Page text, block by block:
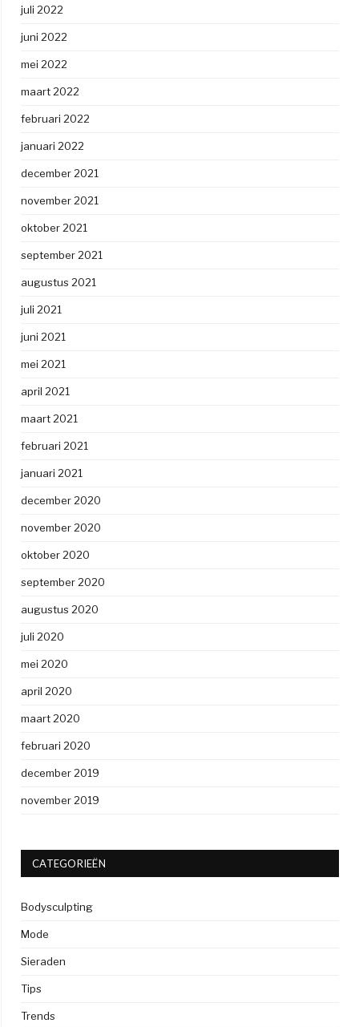
juli 2022
juni 2022
mei 2022
maart 2022
februari 2022
januari 2022
december 2021
november 2021
oktober 2021
september 2021
augustus 2021
juli 2021
juni 2021
mei 2021
april 2021
maart 2021
februari 2021
januari 2021
december 2020
november 2020
oktober 2020
september 2020
augustus 2020
juli 2020
mei 2020
april 2020
maart 2020
februari 2020
december 2019
november 2019
CATEGORIEËN
Bodysculpting
Mode
Sieraden
Tips
Trends